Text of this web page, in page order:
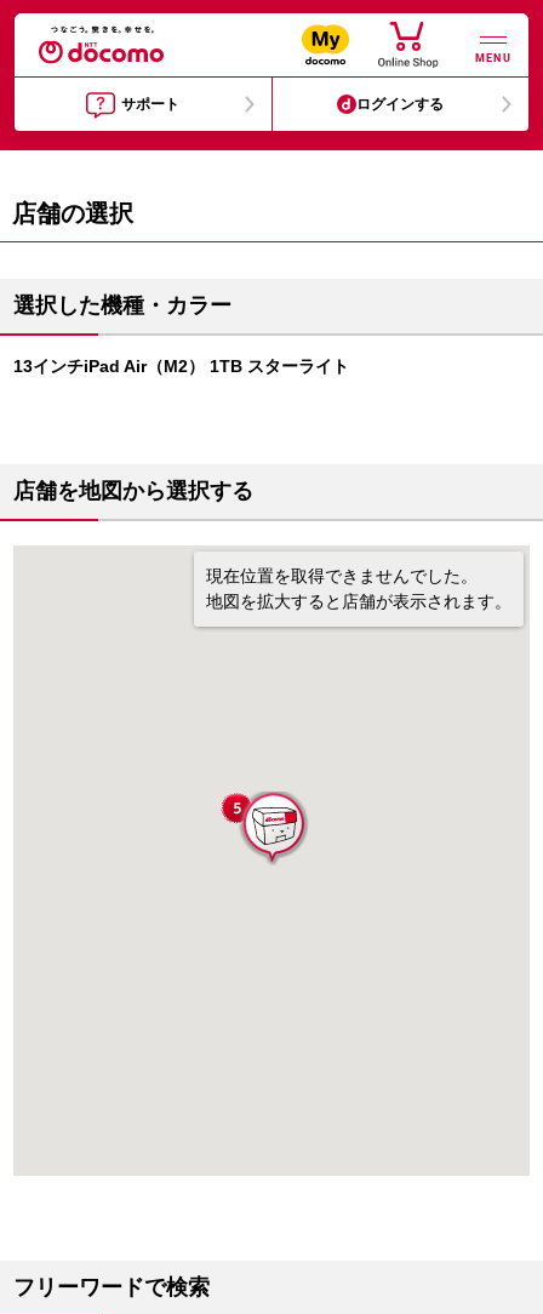
MENU
サポート ログインする
店舗の選択
選択した機種・カラー
13インチiPad Air（M2） 1TB スターライト
店舗を地図から選択する
現在位置を取得できませんでした。
地図を拡大すると店舗が表示されます。
フリーワードで検索